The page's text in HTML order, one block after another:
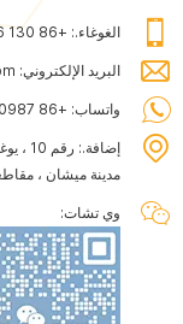
الغوغاء.: +86 130 8806 0987
البريد الإلكتروني:
واتساب: +86 13088060987
إضافة.:
رقم
مدينة ميشان ،
وي تشات: